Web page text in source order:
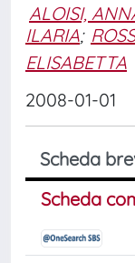
ALOISI,
ILARIA;
ELISABETTA
2008-01-01
Scheda
Scheda